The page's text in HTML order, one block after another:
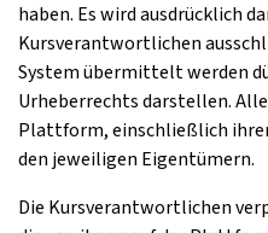
haben. Es wird ausdrücklich
Kursverantwortlichen
System übermittelt werden
Urheberrechts darstellen.
Plattform, einschließlich
den jeweiligen Eigentümern.
Die Kursverantwortlichen